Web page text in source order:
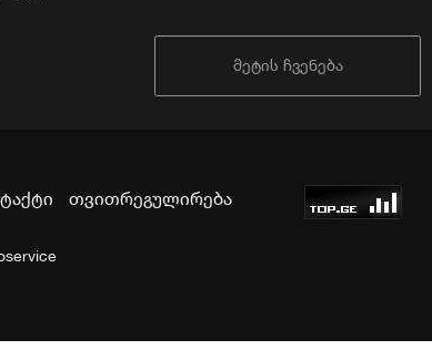
მეტის ჩვენება
თვითრეგულირება